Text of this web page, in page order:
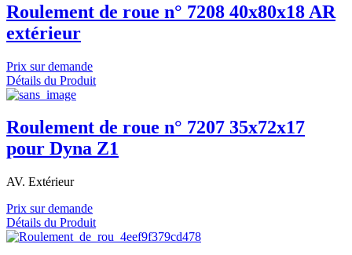
Roulement de roue n° 7208 40x80x18 AR
extérieur
Prix sur demande
Détails du Produit
Roulement de roue n° 7207 35x72x17
pour Dyna Z1
AV. Extérieur
Prix sur demande
Détails du Produit